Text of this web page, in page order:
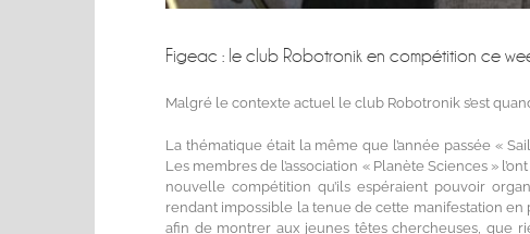
Figeac : le club Robotronik en compétition ce
Malgré le contexte actuel le club Robotronik s’est
La thématique était la même que l’année passée «
Les membres de l’association « Planète Sciences »
nouvelle compétition qu’ils espéraient pouvoir
rendant impossible la tenue de cette manifestation en
afin de montrer aux jeunes têtes chercheuses, que